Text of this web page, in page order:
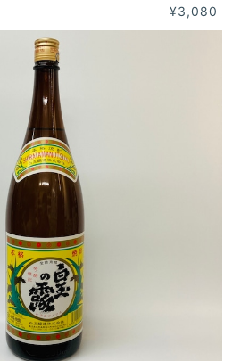
¥3,080